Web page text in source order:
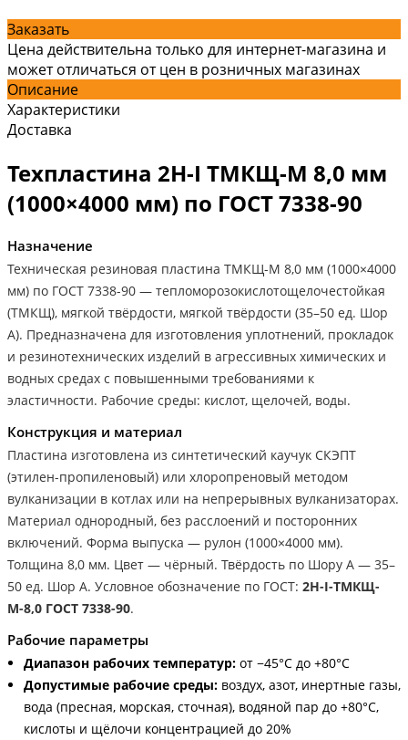
Заказать
Цена действительна только для интернет-магазина и
может отличаться от цен в розничных магазинах
Описание
Характеристики
Доставка
Техпластина 2Н-I ТМКЩ-М 8,0 мм
(1000×4000 мм) по ГОСТ 7338-90
Назначение
Техническая резиновая пластина ТМКЩ-М 8,0 мм (1000×4000
мм) по ГОСТ 7338-90 — тепломорозокислотощелочестойкая
(ТМКЩ), мягкой твёрдости, мягкой твёрдости (35–50 ед. Шор
А). Предназначена для изготовления уплотнений, прокладок
и резинотехнических изделий в агрессивных химических и
водных средах с повышенными требованиями к
эластичности. Рабочие среды: кислот, щелочей, воды.
Конструкция и материал
Пластина изготовлена из синтетический каучук СКЭПТ
(этилен-пропиленовый) или хлоропреновый методом
вулканизации в котлах или на непрерывных вулканизаторах.
Материал однородный, без расслоений и посторонних
включений. Форма выпуска — рулон (1000×4000 мм).
Толщина 8,0 мм. Цвет — чёрный. Твёрдость по Шору А — 35–
50 ед. Шор А. Условное обозначение по ГОСТ: 2Н-I-ТМКЩ-
М-8,0 ГОСТ 7338-90.
Рабочие параметры
Диапазон рабочих температур: от −45°С до +80°С
Допустимые рабочие среды: воздух, азот, инертные газы,
вода (пресная, морская, сточная), водяной пар до +80°С,
кислоты и щёлочи концентрацией до 20%